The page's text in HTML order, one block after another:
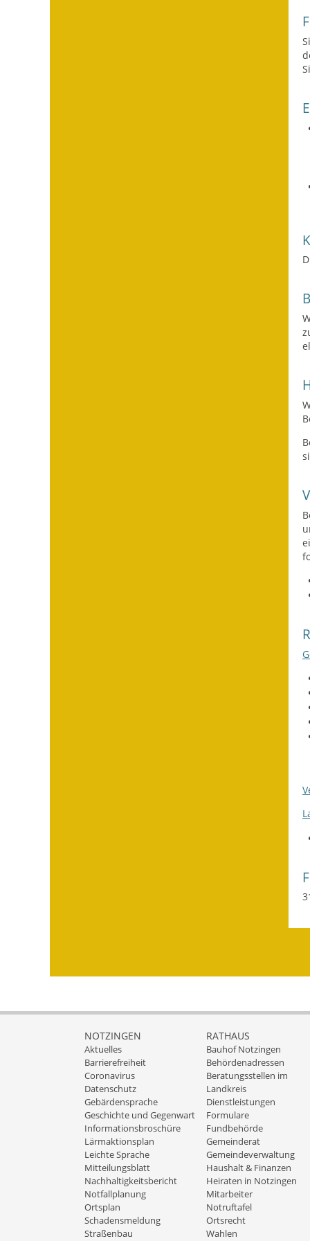
NOTZINGEN
Aktuelles
Barrierefreiheit
Coronavirus
Datenschutz
Gebärdensprache
Geschichte und Gegenwart
Informationsbroschüre
Lärmaktionsplan
Leichte Sprache
Mitteilungsblatt
Nachhaltigkeitsbericht
Notfallplanung
Ortsplan
Schadensmeldung
Straßenbau
RATHAUS
Bauhof Notzingen
Behördenadressen
Beratungsstellen im
Landkreis
Dienstleistungen
Formulare
Fundbehörde
Gemeinderat
Gemeindeverwaltung
Haushalt & Finanzen
Heiraten in Notzingen
Mitarbeiter
Notruftafel
Ortsrecht
Wahlen